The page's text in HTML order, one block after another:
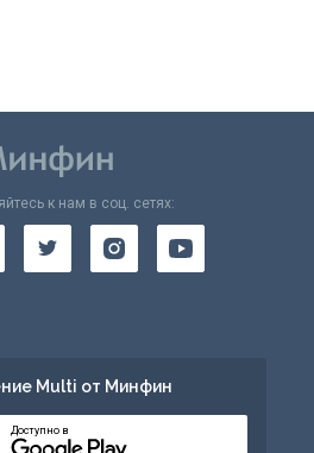
к нам в соц. сетях:
Multi от Минфин
Доступно в